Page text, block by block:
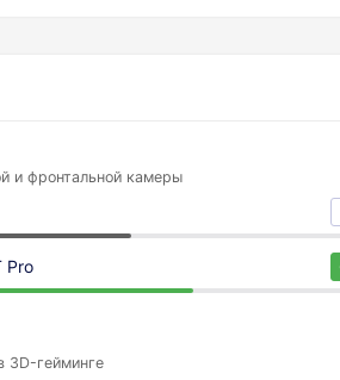
и фронтальной камеры
Pro
3D-гейминге